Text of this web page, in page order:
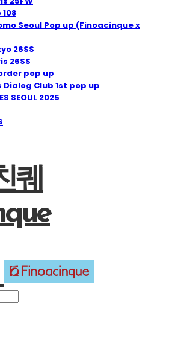
Seoul Pop up (Finoacinque x
26SS
26SS
pop up
Dialog Club 1st pop up
SEOUL 2025
퀘